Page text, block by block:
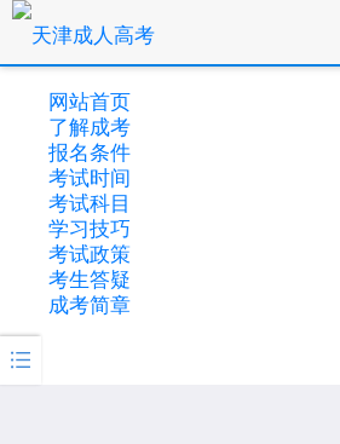
网站首页
了解成考
报名条件
考试时间
考试科目
学习技巧
考试政策
考生答疑
成考简章
